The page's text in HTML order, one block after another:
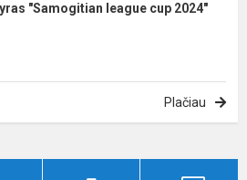
"Samogitian league cup 2024"
Plačiau